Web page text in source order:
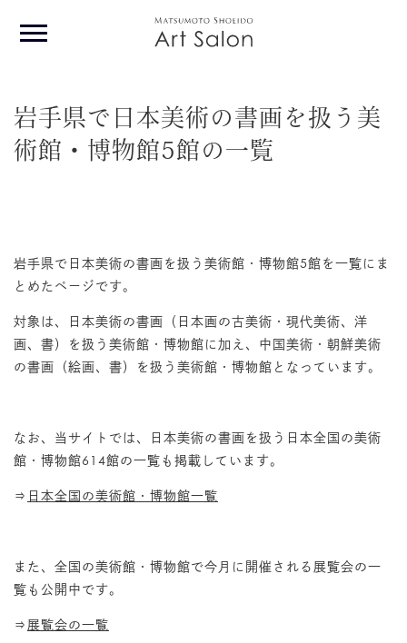
Home
Book
About
Contact
岩手県で日本美術の書画を扱う美
術館・博物館5館の一覧
岩手県で日本美術の書画を扱う美術館・博物館5館を一覧にま
とめたページです。
対象は、日本美術の書画（日本画の古美術・現代美術、洋
画、書）を扱う美術館・博物館に加え、中国美術・朝鮮美術
の書画（絵画、書）を扱う美術館・博物館となっています。
なお、当サイトでは、日本美術の書画を扱う日本全国の美術
館・博物館614館の一覧も掲載しています。
⇒ 日本全国の美術館・博物館一覧
また、全国の美術館・博物館で今月に開催される展覧会の一
覧も公開中です。
⇒ 展覧会の一覧